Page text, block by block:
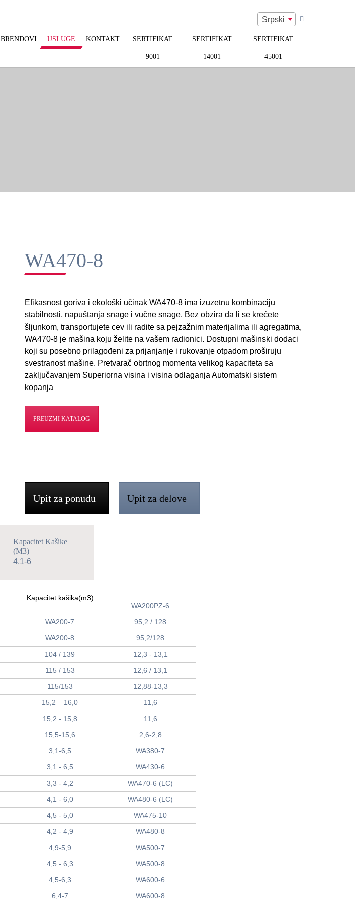
Srpski
BRENDOVI USLUGE KONTAKT SERTIFIKAT
9001
SERTIFIKAT
14001
SERTIFIKAT
45001
WA470-8
Efikasnost goriva i ekološki učinak WA470-8 ima izuzetnu kombinaciju
stabilnosti, napuštanja snage i vučne snage. Bez obzira da li se krećete
šljunkom, transportujete cev ili radite sa pejzažnim materijalima ili agregatima,
WA470-8 je mašina koju želite na vašem radionici. Dostupni mašinski dodaci
koji su posebno prilagođeni za prijanjanje i rukovanje otpadom proširuju
svestranost mašine. Pretvarač obrtnog momenta velikog kapaciteta sa
zaključavanjem Superiorna visina i visina odlaganja Automatski sistem
kopanja
PREUZMI KATALOG
Upit za ponudu Upit za delove
Kapacitet Kašike
(m3)
4,1-6
Kapacitet kašika(m3)
WA200PZ-6
WA200-7
95,2 / 128
WA200-8
95,2/128
104 / 139
12,3 - 13,1
115 / 153
12,6 / 13,1
115/153
12,88-13,3
15,2 – 16,0
11,6
15,2 - 15,8
11,6
15,5-15,6
2,6-2,8
3,1-6,5
WA380-7
3,1 - 6,5
WA430-6
3,3 - 4,2
WA470-6 (LC)
4,1 - 6,0
WA480-6 (LC)
4,5 - 5,0
WA475-10
4,2 - 4,9
WA480-8
4,9-5,9
WA500-7
4,5 - 6,3
WA500-8
4,5-6,3
WA600-6
6,4-7 WA600-8